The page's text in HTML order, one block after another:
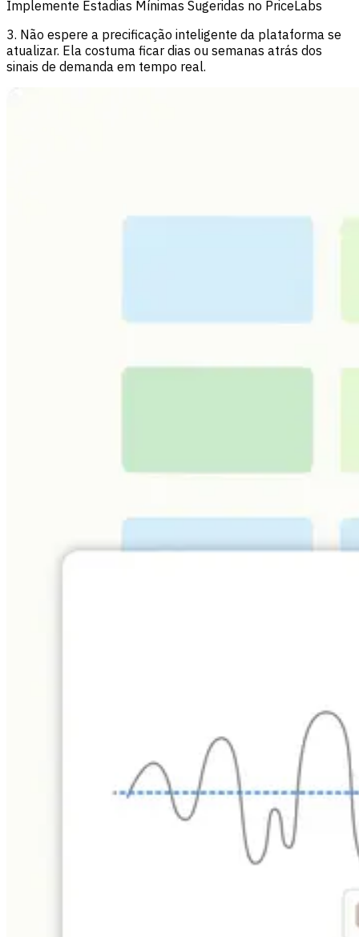
Implemente Estadias Mínimas Sugeridas no PriceLabs
3. Não espere a precificação inteligente da plataforma se
atualizar. Ela costuma ficar dias ou semanas atrás dos
sinais de demanda em tempo real.